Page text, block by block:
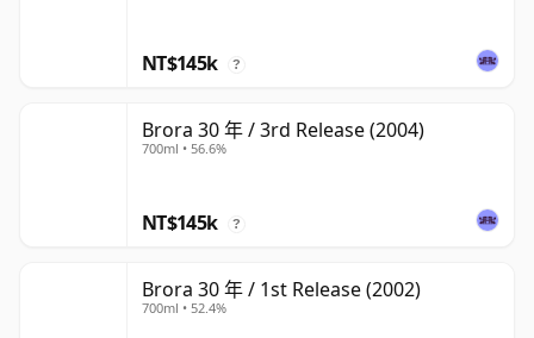
NT$145k ?
Brora 30 年 / 3rd Release (2004)
700ml • 56.6%
NT$145k ?
Brora 30 年 / 1st Release (2002)
700ml • 52.4%